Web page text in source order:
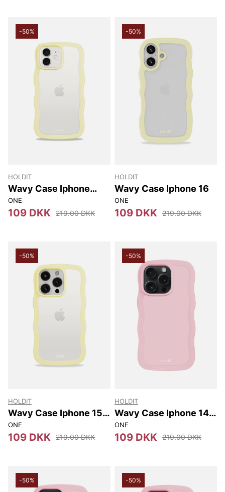
-50%
HOLDIT
Wavy Case Iphone
12/12 Pro
ONE
109 DKK 219.00 DKK
-50%
HOLDIT
Wavy Case Iphone 16
ONE
109 DKK 219.00 DKK
-50%
HOLDIT
Wavy Case Iphone 15
Pro Max
ONE
109 DKK 219.00 DKK
-50%
HOLDIT
Wavy Case Iphone 14
Pro
ONE
109 DKK 219.00 DKK
-50% -50%